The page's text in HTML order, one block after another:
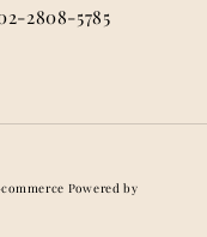
2808-5785
Powered by